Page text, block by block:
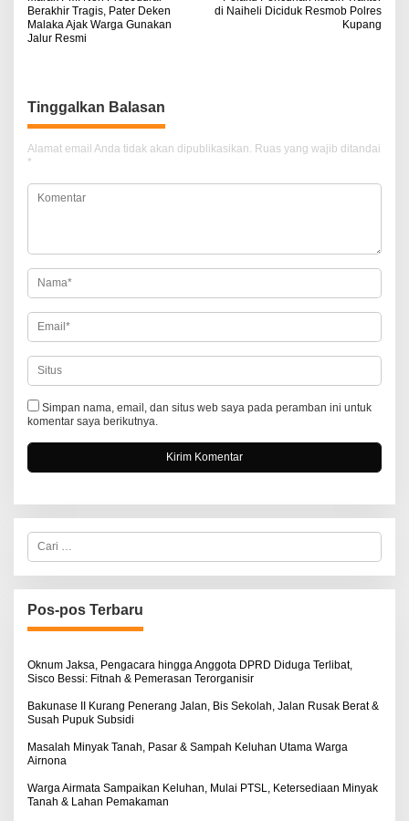
a
v
a
s
i
p
s
Berakhir Tragis, Pater Deken
Malaka Ajak Warga Gunakan
Jalur Resmi
di Naiheli Diciduk Resmob Polres
Kupang
Tinggalkan Balasan
Alamat email Anda tidak akan dipublikasikan. Ruas yang wajib ditandai
*
Simpan nama, email, dan situs web saya pada peramban ini untuk
komentar saya berikutnya.
C
r
i
u
n
u
:
Pos-pos Terbaru
Oknum Jaksa, Pengacara hingga Anggota DPRD Diduga Terlibat,
Sisco Bessi: Fitnah & Pemerasan Terorganisir
Bakunase II Kurang Penerang Jalan, Bis Sekolah, Jalan Rusak Berat &
Susah Pupuk Subsidi
Masalah Minyak Tanah, Pasar & Sampah Keluhan Utama Warga
Airnona
Warga Airmata Sampaikan Keluhan, Mulai PTSL, Ketersediaan Minyak
Tanah & Lahan Pemakaman